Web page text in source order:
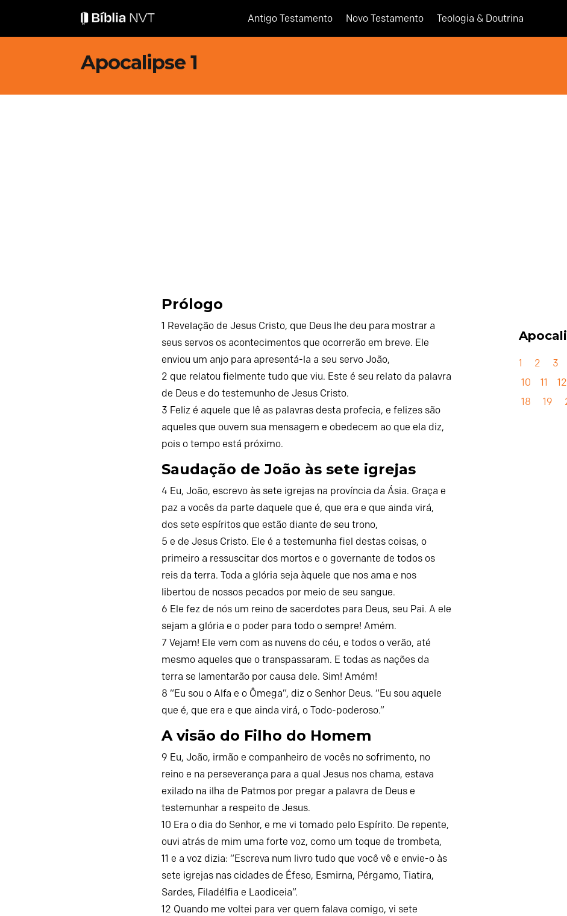
Antigo Testamento Novo Testamento Teologia & Doutrina
Apocalipse 1
Prólogo
1 Revelação de Jesus Cristo, que Deus lhe deu para mostrar a
seus servos os acontecimentos que ocorrerão em breve. Ele
enviou um anjo para apresentá-la a seu servo João,
2que relatou fielmente tudo que viu. Este é seu relato da palavra
de Deus e do testemunho de Jesus Cristo.
3 Feliz é aquele que lê as palavras desta profecia, e felizes são
aqueles que ouvem sua mensagem e obedecem ao que ela diz,
pois o tempo está próximo.
Saudação de João às sete igrejas
4 Eu, João, escrevo às sete igrejas na província da Ásia. Graça e
paz a vocês da parte daquele que é, que era e que ainda virá,
dos sete espíritos que estão diante de seu trono,
5e de Jesus Cristo. Ele é a testemunha fiel destas coisas, o
primeiro a ressuscitar dos mortos e o governante de todos os
reis da terra. Toda a glória seja àquele que nos ama e nos
libertou de nossos pecados por meio de seu sangue.
6 Ele fez de nós um reino de sacerdotes para Deus, seu Pai. A ele
sejam a glória e o poder para todo o sempre! Amém.
7Vejam! Ele vem com as nuvens do céu, e todos o verão, até
mesmo aqueles que o transpassaram. E todas as nações da
terra se lamentarão por causa dele. Sim! Amém!
8“Eu sou o Alfa e o Ômega”, diz o Senhor Deus. “Eu sou aquele
que é, que era e que ainda virá, o Todo-poderoso.”
A visão do Filho do Homem
9 Eu, João, irmão e companheiro de vocês no sofrimento, no
reino e na perseverança para a qual Jesus nos chama, estava
exilado na ilha de Patmos por pregar a palavra de Deus e
testemunhar a respeito de Jesus.
10 Era o dia do Senhor, e me vi tomado pelo Espírito. De repente,
ouvi atrás de mim uma forte voz, como um toque de trombeta,
11e a voz dizia: “Escreva num livro tudo que você vê e envie-o às
sete igrejas nas cidades de Éfeso, Esmirna, Pérgamo, Tiatira,
Sardes, Filadélfia e Laodiceia”.
12 Quando me voltei para ver quem falava comigo, vi sete
1 2 3
10
11 12
18
19